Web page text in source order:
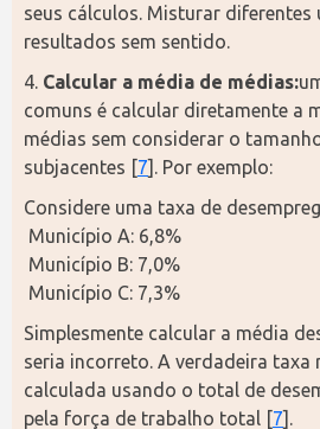
seus cálculos. Misturar diferentes
resultados sem sentido.
4. Calcular a média de médias:
comuns é calcular diretamente a
médias sem considerar o
subjacentes [7]. Por exemplo:
Considere uma taxa de
Município A: 6,8%
Município B: 7,0%
Município C: 7,3%
Simplesmente calcular a média
seria incorreto. A verdadeira taxa
calculada usando o total de
pela força de trabalho total [7].